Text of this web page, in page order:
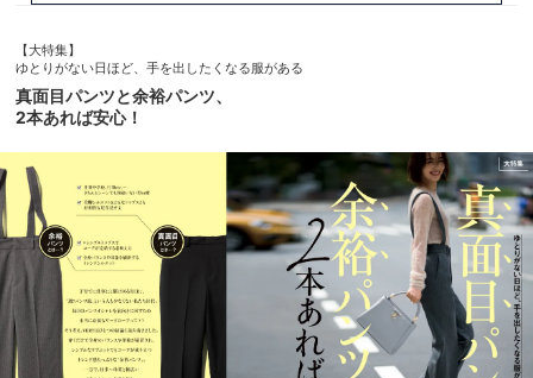
【大特集】
ゆとりがない日ほど、手を出したくなる服がある
真面目パンツと余裕パンツ、
2本あれば安心！